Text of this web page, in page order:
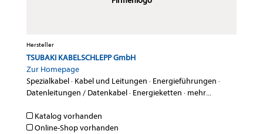
Hersteller
TSUBAKI KABELSCHLEPP GmbH
Zur Homepage
Spezialkabel· Kabel und Leitungen · Energieführungen ·
Datenleitungen / Datenkabel· Energieketten · mehr...
Katalog vorhanden
Online-Shop vorhanden